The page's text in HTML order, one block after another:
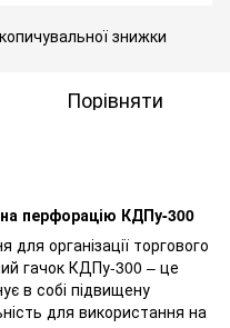
знижки
Порівняти
перфорацію КДПу-300
організації торгового
гачок КДПу-300 – це
в собі підвищену
для використання на